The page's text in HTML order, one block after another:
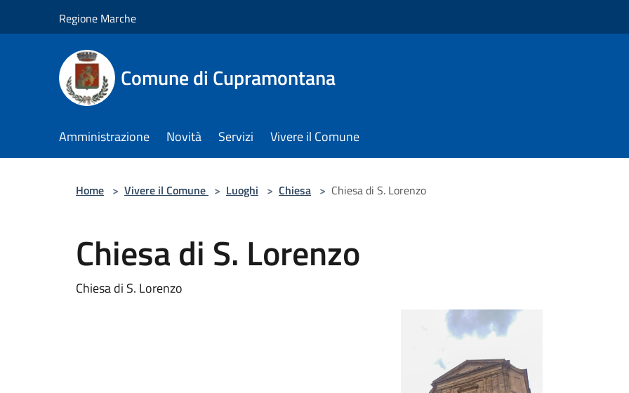
Regione Marche
Comune di Cupramontana
Amministrazione Novità Servizi Vivere il Comune
Home > Vivere il Comune > Luoghi > Chiesa > Chiesa di S. Lorenzo
Chiesa di S. Lorenzo
Chiesa di S. Lorenzo